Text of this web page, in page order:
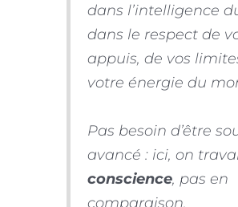
dans l’intelligence
dans le respect de
appuis, de vos
votre énergie du
Pas besoin d’être
avancé : ici, on
conscience, pas en
comparaison.